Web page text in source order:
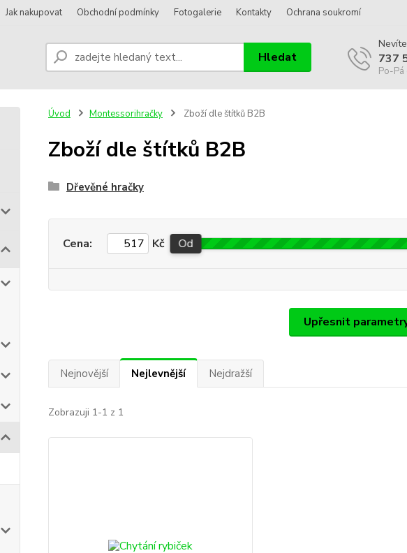
Jak nakupovat Obchodní podmínky Fotogalerie Kontakty Ochrana soukromí
Hledat 737
Po-
Úvod Montessorihračky Zboží dle štítků B2B
Zboží dle štítků B2B
Dřevěné hračky
Upřesnit
Cena: Kč Od
Nejnovější Nejlevnější Nejdražší
Zobrazuji 1-1 z 1